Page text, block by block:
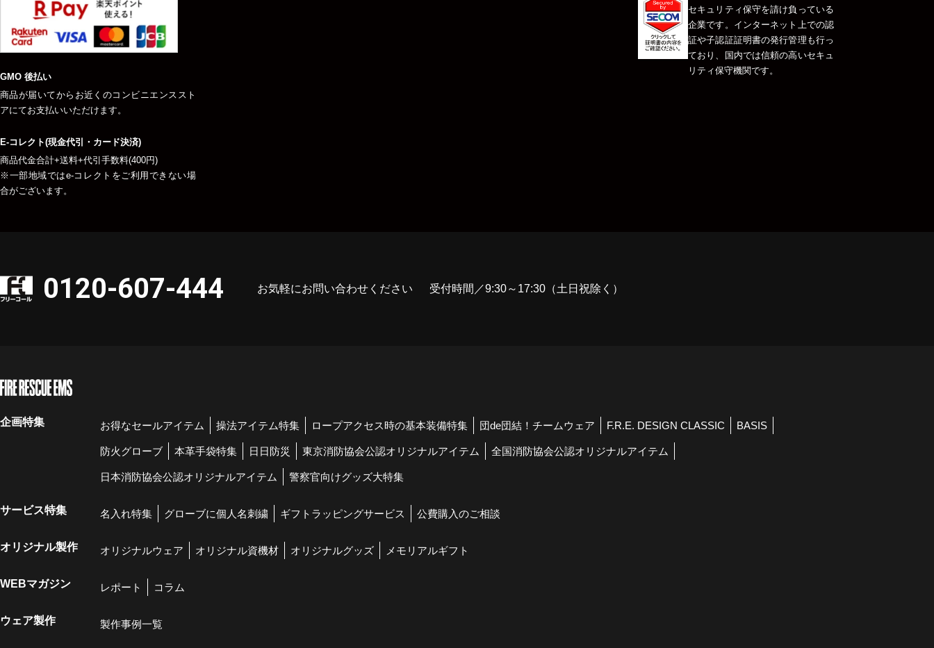
GMO 後払い
商品が届いてからお近くのコンビニエンススト
アにてお支払いいただけます。
E-コレクト(現金代引・カード決済)
商品代金合計+送料+代引手数料(400円)
※一部地域ではe-コレクトをご利用できない場
合がございます。
セキュリティ保守を請け負っている
企業です。インターネット上での認
証や子認証証明書の発行管理も行っ
ており、国内では信頼の高いセキュ
リティ保守機関です。
0120-607-444 お気軽にお問い合わせください 受付時間／9:30～17:30（土日祝除く）
企画特集 お得なセールアイテム 操法アイテム特集 ロープアクセス時の基本装備特集 団de団結！チームウェア F.R.E. DESIGN CLASSIC BASIS
防火グローブ 本革手袋特集 日日防災 東京消防協会公認オリジナルアイテム 全国消防協会公認オリジナルアイテム
日本消防協会公認オリジナルアイテム 警察官向けグッズ大特集
サービス特集 名入れ特集 グローブに個人名刺繍 ギフトラッピングサービス 公費購入のご相談
オリジナル製作 オリジナルウェア オリジナル資機材 オリジナルグッズ メモリアルギフト
WEBマガジン レポート コラム
ウェア製作 製作事例一覧